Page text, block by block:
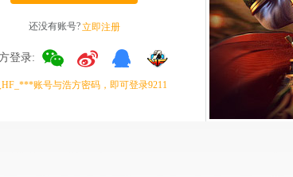
还没有账号?立即注册
登录:
账号与浩方密码，即可登录9211